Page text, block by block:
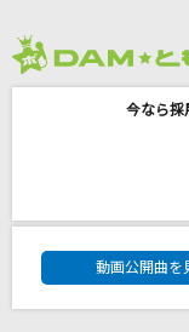
My Voice Is
＝LOVE
[生音]チェリー
スピッツ
今なら
DAM★
動画公開曲を